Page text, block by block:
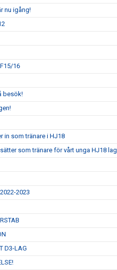
nu igång!
16
besök!
in som tränare i HJ18
som tränare för vårt unga HJ18 lag
2023
D3-LAG